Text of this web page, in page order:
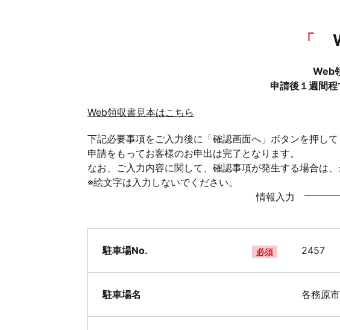
Web
申請後１週間程
Web領収書見本はこちら
下記必要事項をご入力後に「確認画面へ」ボタンを押し
申請をもってお客様のお申出は完了となります。
なお、ご入力内容に関して、確認事項が発生する場合は
※絵文字は入力しないでください。
情報入力
駐車場No. 必須 2457
駐車場名 各務原